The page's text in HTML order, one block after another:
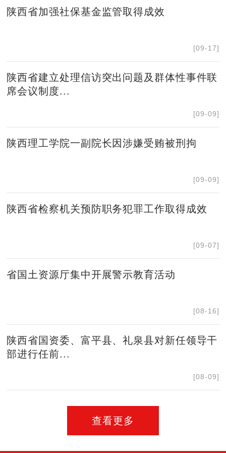
陕西省加强社保基金监管取得成效
[09-17]
陕西省建立处理信访突出问题及群体性事件联
席会议制度...
[09-09]
陕西理工学院一副院长因涉嫌受贿被刑拘
[09-09]
陕西省检察机关预防职务犯罪工作取得成效
[09-07]
省国土资源厅集中开展警示教育活动
[08-16]
陕西省国资委、富平县、礼泉县对新任领导干
部进行任前...
[08-09]
查看更多